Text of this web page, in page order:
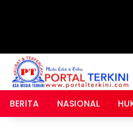
BERITA NASIONAL